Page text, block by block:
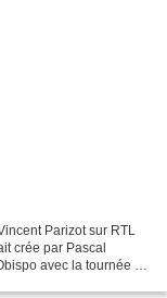
Parizot sur RTL
crée par Pascal
avec la tournée de